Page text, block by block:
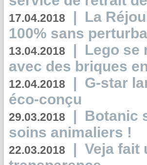
17.04.2018 | La
100% sans
13.04.2018 | Lego se
avec des briques
12.04.2018 | G-star
éco-conçu
29.03.2018 | Botanic
soins animaliers !
22.03.2018 | Veja fait